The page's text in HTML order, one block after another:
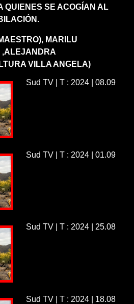
QUIENES SE ACOGÍAN AL
MARILU
,ALEJANDRA
VILLA ANGELA)
Sud TV | T : 2024 | 08.09
Sud TV | T : 2024 | 01.09
Sud TV | T : 2024 | 25.08
Sud TV | T : 2024 | 18.08